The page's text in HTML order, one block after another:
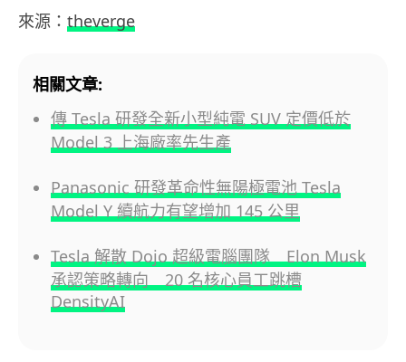
來源： theverge
相關文章:
傳 Tesla 研發全新小型純電 SUV 定價低於
Model 3 上海廠率先生產
Panasonic 研發革命性無陽極電池 Tesla
Model Y 續航力有望增加 145 公里
Tesla 解散 Dojo 超級電腦團隊 Elon Musk
承認策略轉向 20 名核心員工跳槽
DensityAI